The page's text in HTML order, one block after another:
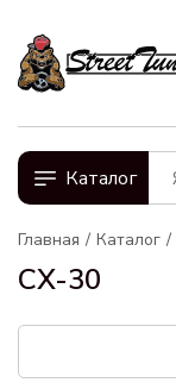
Каталог
Главная Каталог
CX-30